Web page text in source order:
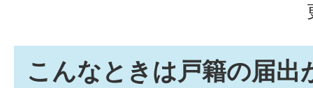
こんなときは戸籍の届出